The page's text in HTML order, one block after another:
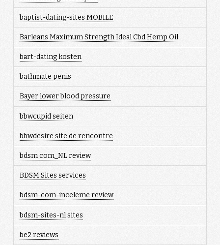
baptist-dating-sites MOBILE
Barleans Maximum Strength Ideal Cbd Hemp Oil
bart-dating kosten
bathmate penis
Bayer lower blood pressure
bbwcupid seiten
bbwdesire site de rencontre
bdsm com_NL review
BDSM Sites services
bdsm-com-inceleme review
bdsm-sites-nl sites
be2 reviews